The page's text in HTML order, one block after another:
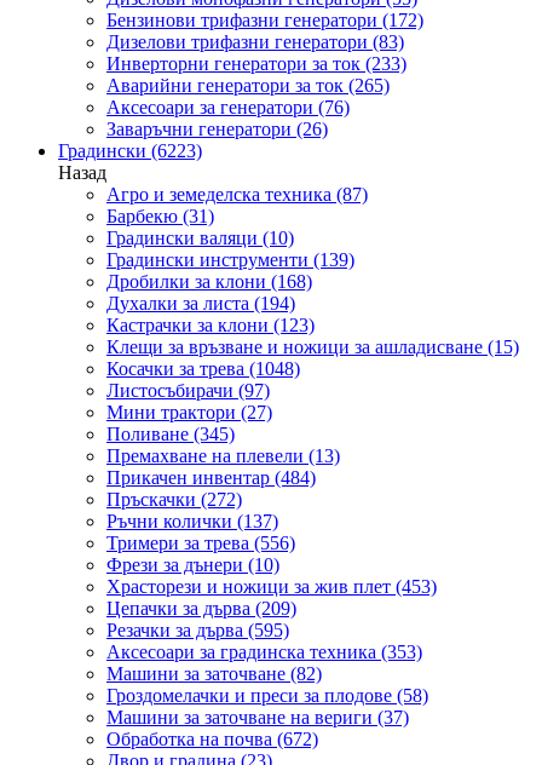
Бензинови трифазни генератори (172)
Дизелови трифазни генератори (83)
Инверторни генератори за ток (233)
Аварийни генератори за ток (265)
Аксесоари за генератори (76)
Заваръчни генератори (26)
Градински (6223)
Назад
Агро и земеделска техника (87)
Барбекю (31)
Градински валяци (10)
Градински инструменти (139)
Дробилки за клони (168)
Духалки за листа (194)
Кастрачки за клони (123)
Клещи за връзване и ножици за ашладисване (15)
Косачки за трева (1048)
Листосъбирачи (97)
Мини трактори (27)
Поливане (345)
Премахване на плевели (13)
Прикачен инвентар (484)
Пръскачки (272)
Ръчни колички (137)
Тримери за трева (556)
Фрези за дънери (10)
Храсторези и ножици за жив плет (453)
Цепачки за дърва (209)
Резачки за дърва (595)
Аксесоари за градинска техника (353)
Машини за заточване (82)
Гроздомелачки и преси за плодове (58)
Машини за заточване на вериги (37)
Обработка на почва (672)
Двор и градина (23)